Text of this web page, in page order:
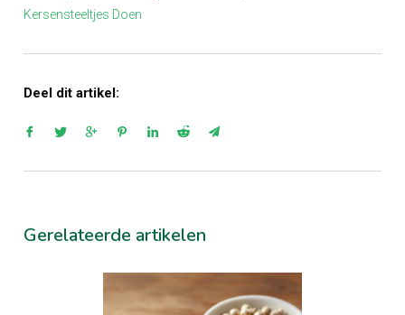
Kersensteeltjes Doen
Deel dit artikel:
Gerelateerde artikelen